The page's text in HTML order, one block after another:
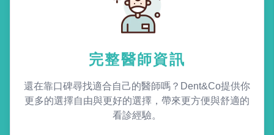
完整醫師資訊
還在靠口碑尋找適合自己的醫師嗎？Dent&Co提供你
更多的選擇自由與更好的選擇，帶來更方便與舒適的
看診經驗。